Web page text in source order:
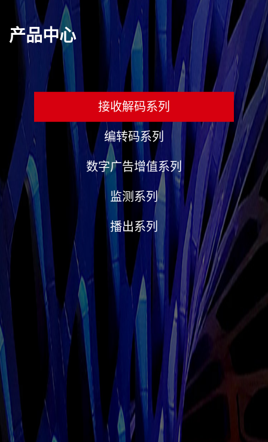
产品中心
接收解码系列
编转码系列
数字广告增值系列
监测系列
播出系列